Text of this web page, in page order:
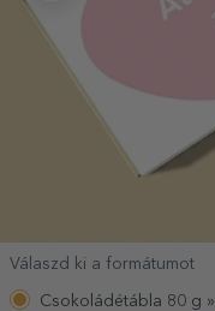
Válaszd ki a formátumot
Csokoládétábla 80 g »